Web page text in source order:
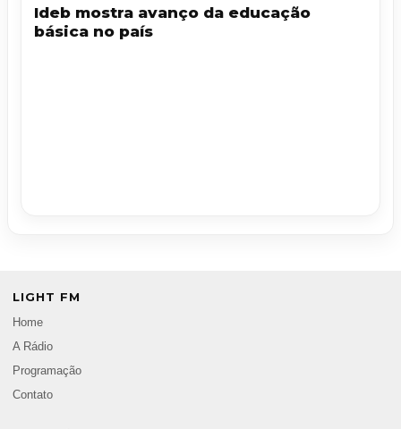
Ideb mostra avanço da educação
básica no país
LIGHT FM
Home
A Rádio
Programação
Contato